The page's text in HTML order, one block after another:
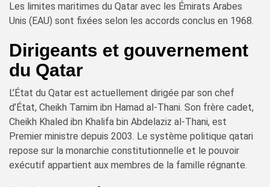
Les limites maritimes du Qatar avec les Émirats Arabes
Unis (EAU) sont fixées selon les accords conclus en 1968.
Dirigeants et gouvernement
du Qatar
L’État du Qatar est actuellement dirigée par son chef
d’État, Cheikh Tamim ibn Hamad al-Thani. Son frère cadet,
Cheikh Khaled ibn Khalifa bin Abdelaziz al-Thani, est
Premier ministre depuis 2003. Le système politique qatari
repose sur la monarchie constitutionnelle et le pouvoir
exécutif appartient aux membres de la famille régnante.